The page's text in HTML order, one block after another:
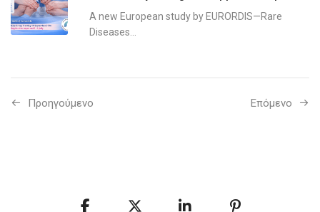
A new European study by EURORDIS—Rare
Diseases...
Προηγούμενo Επόμενο